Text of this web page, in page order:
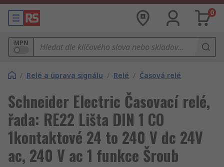
0
MPN
/ Relé a úprava signálu / Relé / Časová relé
Schneider Electric Časovací relé,
řada: RE22 Lišta DIN 1 CO
1kontaktové 24 to 240 V dc 24V
ac, 240 V ac 1 funkce Šroub